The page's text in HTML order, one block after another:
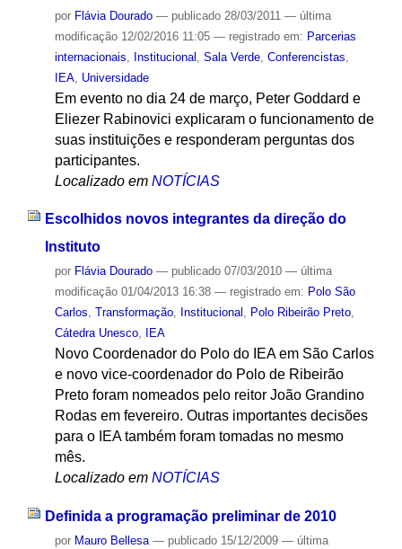
por Flávia Dourado — publicado28/03/2011 — última
modificação12/02/2016 11:05 — registrado em: Parcerias
internacionais
Institucional Sala Verde, Conferencistas
IEA, Universidade
Em evento no dia 24 de março, Peter Goddard e
Eliezer Rabinovici explicaram o funcionamento de
suas instituições e responderam perguntas dos
participantes.
Localizado em NOTÍCIAS
Escolhidos novos integrantes da direção do
Instituto
por Flávia Dourado — publicado07/03/2010 — última
modificação01/04/2013 16:38 — registrado em: Polo São
Carlos, Transformação, Institucional , Polo Ribeirão Preto,
Cátedra Unesco, IEA
Novo Coordenador do Polo do IEA em São Carlos
e novo vice-coordenador do Polo de Ribeirão
Preto foram nomeados pelo reitor João Grandino
Rodas em fevereiro. Outras importantes decisões
para o IEA também foram tomadas no mesmo
mês.
Localizado em NOTÍCIAS
Definida a programação preliminar de 2010
por Mauro Bellesa — publicado15/12/2009 — última